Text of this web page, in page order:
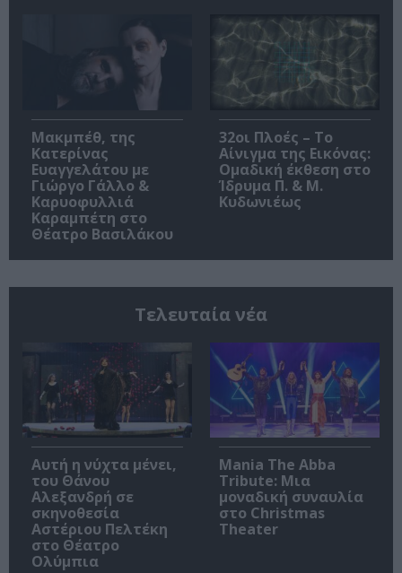
Μακμπέθ, της
Κατερίνας
Ευαγγελάτου με
Γιώργο Γάλλο &
Καρυοφυλλιά
Καραμπέτη στο
Θέατρο Βασιλάκου
32οι Πλοές – Το
Αίνιγμα της Εικόνας:
Ομαδική έκθεση στο
Ίδρυμα Π. & Μ.
Κυδωνιέως
Τελευταία νέα
Αυτή η νύχτα μένει,
του Θάνου
Αλεξανδρή σε
σκηνοθεσία
Αστέριου Πελτέκη
στο Θέατρο
Ολύμπια
Mania The Abba
Tribute: Μια
μοναδική συναυλία
στο Christmas
Theater